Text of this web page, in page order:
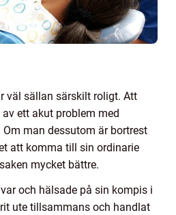
väl sällan särskilt roligt. Att
ett akut problem med
man dessutom är bortrest
att komma till sin ordinarie
mycket bättre.
och hälsade på sin kompis i
ute tillsammans och handlat